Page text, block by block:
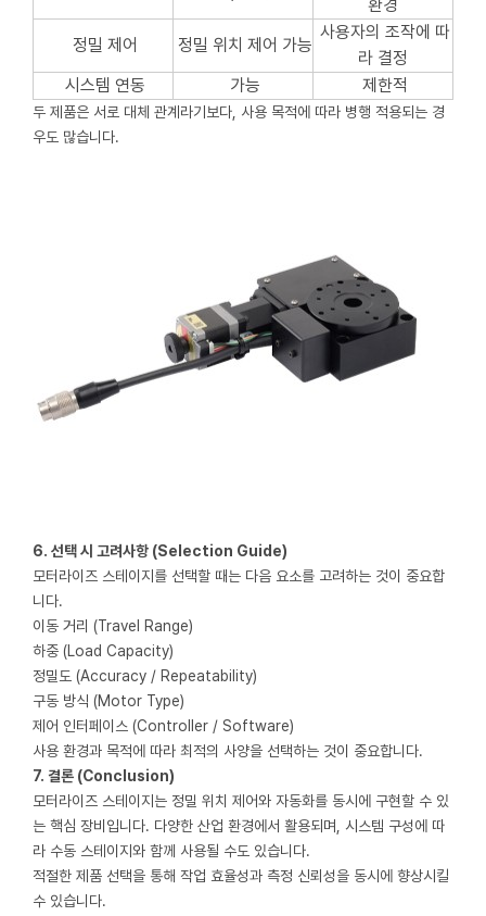
환경
정밀 제어
정밀 위치 제어 가능
사용자의 조작에 따
라 결정
시스템 연동
가능 제한적
두 제품은 서로 대체 관계라기보다, 사용 목적에 따라 병행 적용되는 경
우도 많습니다.
6. 선택 시 고려사항 (Selection Guide)
모터라이즈 스테이지를 선택할 때는 다음 요소를 고려하는 것이 중요합
니다.
이동 거리 (Travel Range)
하중 (Load Capacity)
정밀도 (Accuracy / Repeatability)
구동 방식 (Motor Type)
제어 인터페이스 (Controller / Software)
사용 환경과 목적에 따라 최적의 사양을 선택하는 것이 중요합니다.
7. 결론 (Conclusion)
모터라이즈 스테이지는 정밀 위치 제어와 자동화를 동시에 구현할 수 있
는 핵심 장비입니다. 다양한 산업 환경에서 활용되며, 시스템 구성에 따
라 수동 스테이지와 함께 사용될 수도 있습니다.
적절한 제품 선택을 통해 작업 효율성과 측정 신뢰성을 동시에 향상시킬
수 있습니다.